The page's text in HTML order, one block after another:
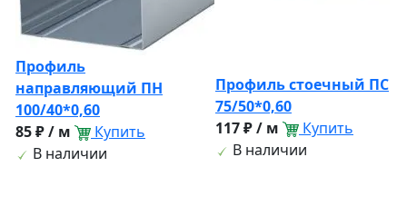
Профиль
направляющий ПН
100/40*0,60
85 ₽ / м
Купить
В наличии
Профиль стоечный ПС
75/50*0,60
117 ₽ / м
Купить
В наличии